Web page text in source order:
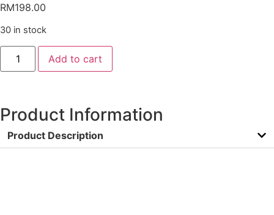
RM198.00
30 in stock
Add to cart
Product Information
Product Description